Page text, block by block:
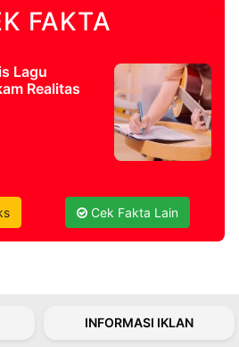
FAKTA
Lagu
Realitas
Cek Fakta Lain
INFORMASI IKLAN